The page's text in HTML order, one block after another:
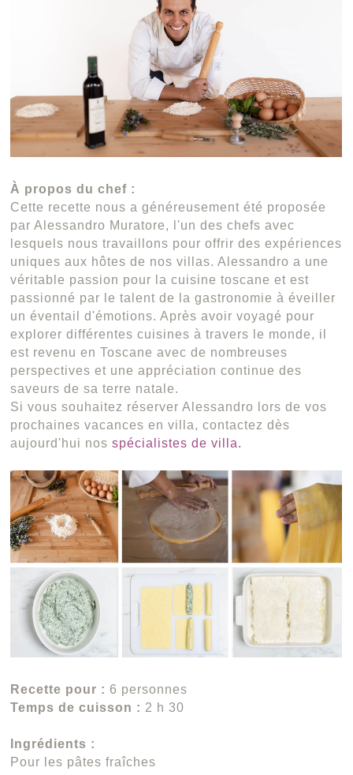
À propos du chef :
Cette recette nous a généreusement été proposée
par Alessandro Muratore, l'un des chefs avec
lesquels nous travaillons pour offrir des expériences
uniques aux hôtes de nos villas. Alessandro a une
véritable passion pour la cuisine toscane et est
passionné par le talent de la gastronomie à éveiller
un éventail d'émotions. Après avoir voyagé pour
explorer différentes cuisines à travers le monde, il
est revenu en Toscane avec de nombreuses
perspectives et une appréciation continue des
saveurs de sa terre natale.
Si vous souhaitez réserver Alessandro lors de vos
prochaines vacances en villa, contactez dès
aujourd'hui nosspécialistes de villa.
Recette pour : 6 personnes
Temps de cuisson : 2 h 30
Ingrédients :
Pour les pâtes fraîches